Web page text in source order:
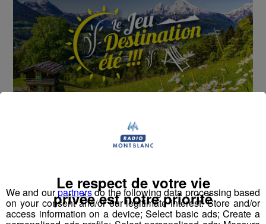
Cet été, Radio Mont Blanc s'occupe de toutes vos
Deux rendez-vous par jour, à 8h45 et 17h45 sur
Radio Mont Blanc !
We and ourpartnersdo the following data processing based
on your consent and/or our legitimate interest: Store and/or
access information on a device; Select basic ads; Create a
Le respect de votre vie
privée est notre priorité